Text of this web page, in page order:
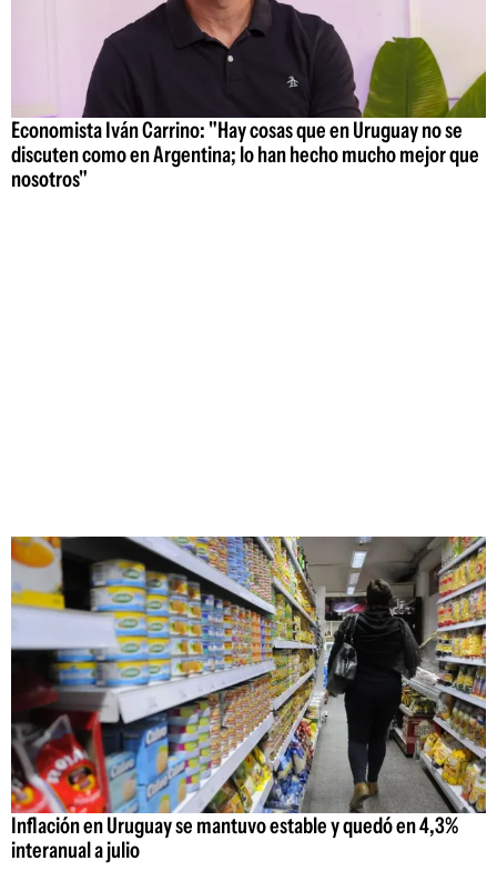
Economista Iván Carrino: "Hay cosas que en Uruguay no se
discuten como en Argentina; lo han hecho mucho mejor que
nosotros"
Inflación en Uruguay se mantuvo estable y quedó en 4,3%
interanual a julio